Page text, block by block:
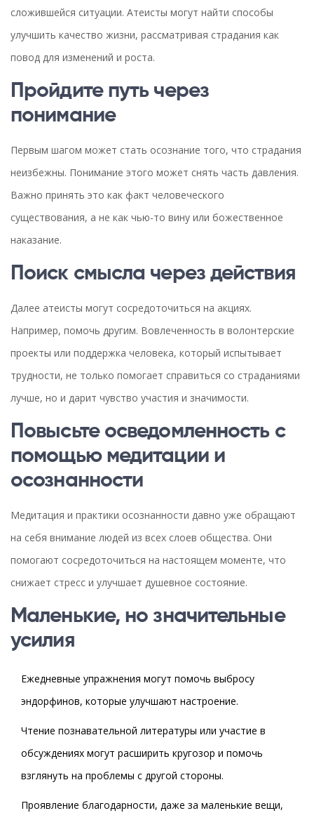
сложившейся ситуации. Атеисты могут найти способы
улучшить качество жизни, рассматривая страдания как
повод для изменений и роста.
Пройдите путь через
понимание
Первым шагом может стать осознание того, что страдания
неизбежны. Понимание этого может снять часть давления.
Важно принять это как факт человеческого
существования, а не как чью-то вину или божественное
наказание.
Поиск смысла через действия
Далее атеисты могут сосредоточиться на акциях.
Например, помочь другим. Вовлеченность в волонтерские
проекты или поддержка человека, который испытывает
трудности, не только помогает справиться со страданиями
лучше, но и дарит чувство участия и значимости.
Повысьте осведомленность с
помощью медитации и
осознанности
Медитация и практики осознанности давно уже обращают
на себя внимание людей из всех слоев общества. Они
помогают сосредоточиться на настоящем моменте, что
снижает стресс и улучшает душевное состояние.
Маленькие, но значительные
усилия
Ежедневные упражнения могут помочь выбросу
эндорфинов, которые улучшают настроение.
Чтение познавательной литературы или участие в
обсуждениях могут расширить кругозор и помочь
взглянуть на проблемы с другой стороны.
Проявление благодарности, даже за маленькие вещи,